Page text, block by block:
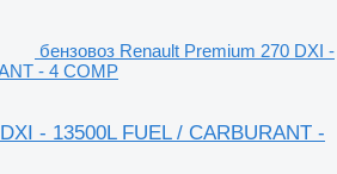
бензовоз Renault Premium 270 DXI -
- 4 COMP
- 13500L FUEL / CARBURANT -